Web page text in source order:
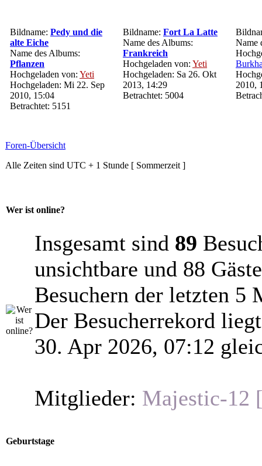
Bildname: Pedy und die
alte Eiche
Name des Albums:
Pflanzen
Hochgeladen von: Yeti
Hochgeladen: Mi 22. Sep
2010, 15:04
Betrachtet: 5151
Bildname: Fort La Latte
Name des Albums:
Frankreich
Hochgeladen von: Yeti
Hochgeladen: Sa 26. Okt
2013, 14:29
Betrachtet: 5004
Name
2010,
Foren-Übersicht
Alle Zeiten sind UTC + 1 Stunde [ Sommerzeit ]
Wer ist online?
Insgesamt sind 89
unsichtbare und 88
Besuchern der letzten 5
Der Besucherrekord
30. Apr 2026, 07:12
Mitglieder: Majestic-12
Geburtstage